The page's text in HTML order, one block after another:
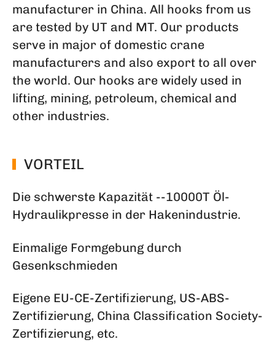
manufacturer in China. All hooks from us
are tested by UT and MT. Our products
serve in major of domestic crane
manufacturers and also export to all over
the world. Our hooks are widely used in
lifting, mining, petroleum, chemical and
other industries.
VORTEIL
Die schwerste Kapazität --10000T Öl-
Hydraulikpresse in der Hakenindustrie.
Einmalige Formgebung durch
Gesenkschmieden
Eigene EU-CE-Zertifizierung, US-ABS-
Zertifizierung, China Classification Society-
Zertifizierung, etc.